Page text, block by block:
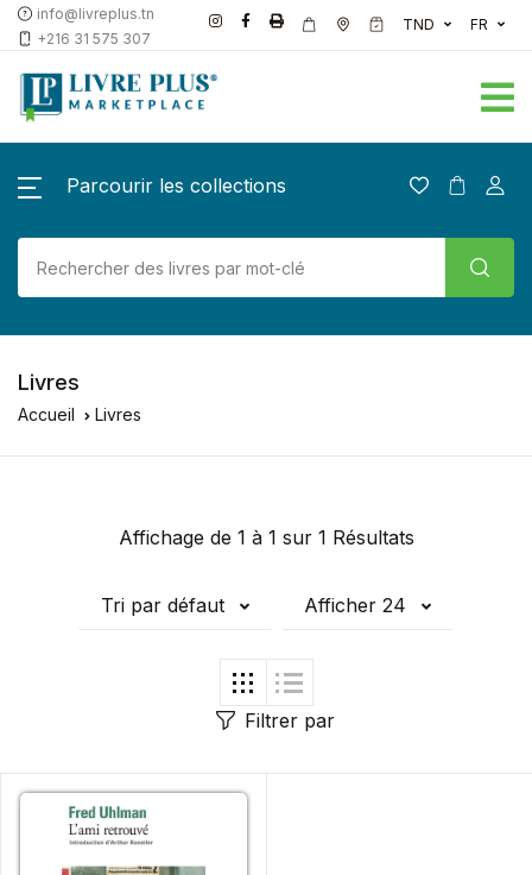
info@livreplus.tn
+216 31 575 307
TND FR
Parcourir les collections
Livres
Accueil Livres
Affichage de 1 à 1 sur 1 Résultats
Tri par défaut Afficher 24
Filtrer par